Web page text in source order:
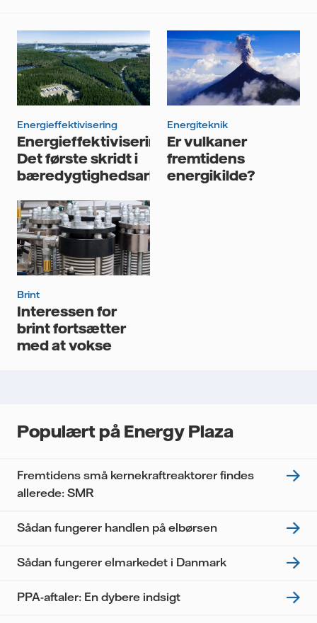
håndterer dine personlige data:
Jeg giver mit samtykke til, at Vattenfall må opbevare og
behandle mine personlige data.
Energieffektivisering
Energieffektivisering.
Det første skridt i
bæredygtighedsarbejdet
Energiteknik
Er vulkaner
fremtidens
energikilde?
Brint
Interessen for
brint fortsætter
med at vokse
Populært på Energy Plaza
Fremtidens små kernekraftreaktorer findes
allerede: SMR
Sådan fungerer handlen på elbørsen
Sådan fungerer elmarkedet i Danmark
PPA-aftaler: En dybere indsigt